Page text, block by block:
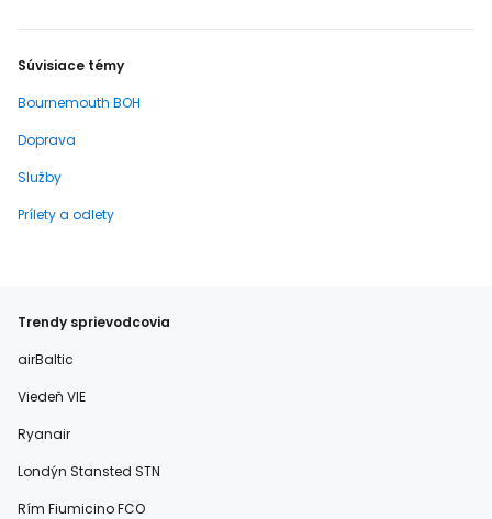
Súvisiace témy
Bournemouth BOH
Doprava
Služby
Prílety a odlety
Trendy sprievodcovia
airBaltic
Viedeň VIE
Ryanair
Londýn Stansted STN
Rím Fiumicino FCO